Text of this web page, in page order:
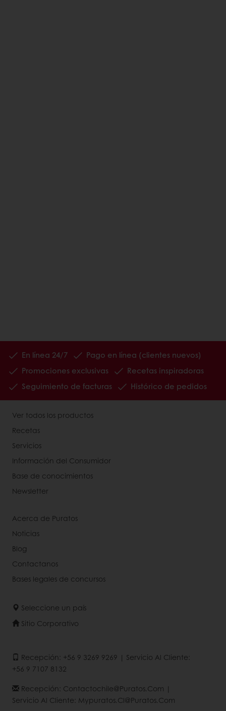
En línea 24/7
Pago en línea (clientes nuevos)
Promociones exclusivas
Recetas inspiradoras
Seguimiento de facturas
Histórico de pedidos
Ver todos los productos
Recetas
Servicios
Información del Consumidor
Base de conocimientos
Newsletter
Acerca de Puratos
Noticias
Blog
Contactanos
Bases legales de concursos
Seleccione un país
Sitio Corporativo
Recepción: +56 9 3269 9269 | Servicio Al Cliente:
+56 9 7107 8132
Recepción: Contactochile@puratos.com |
Servicio Al Cliente: Mypuratos.cl@puratos.com